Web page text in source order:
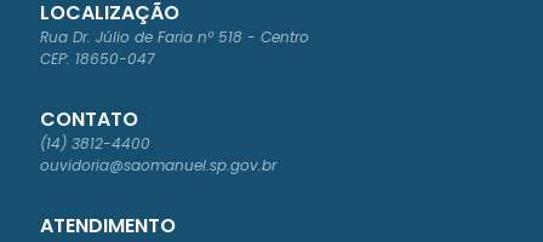
LOCALIZAÇÃO
Rua Dr. Júlio de Faria nº 518 - Centro
CEP: 18650-047
CONTATO
(14) 3812-4400
ouvidoria@saomanuel.sp.gov.br
ATENDIMENTO